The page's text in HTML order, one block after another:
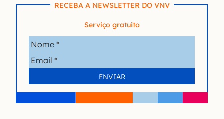
RECEBA A NEWSLETTER DO VNV
Serviço gratuito